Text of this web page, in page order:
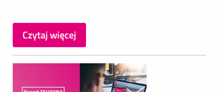
Czytaj więcej